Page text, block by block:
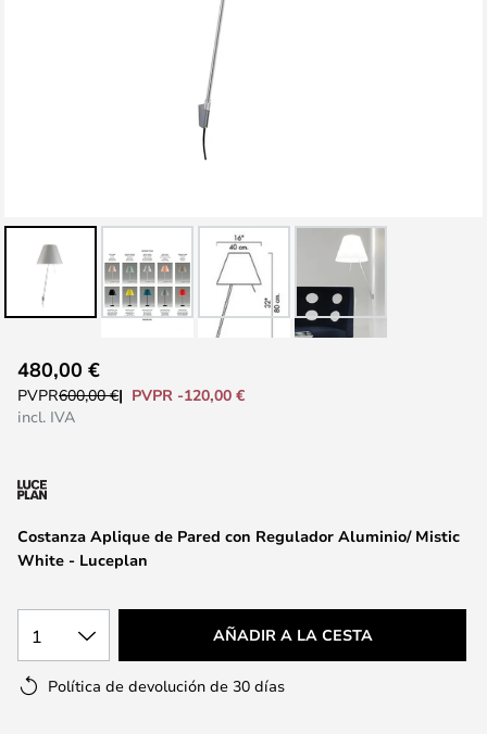
al
comienzo
galería
imágenes
Costanza Aplique de Pared con Regulador Aluminio/ Mistic
White - Luceplan
480,00 €
PVPR600,00 €
PVPR -120,00 €
incl. IVA
1 AÑADIR A LA CESTA
Política de devolución de 30 días